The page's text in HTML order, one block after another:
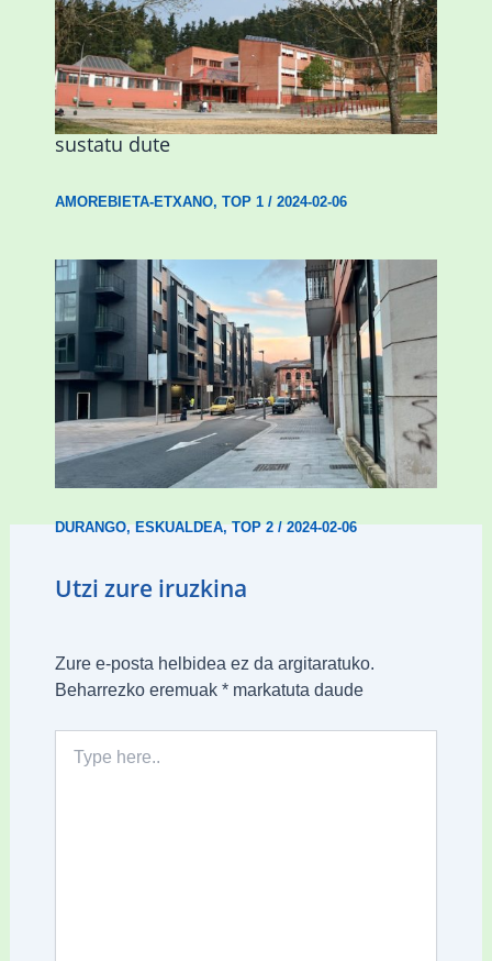
Amorebietak eta Eusko Jaurlaritzak
Urritxen institutu berri bat eraikitzea
sustatu dute
AMOREBIETA-ETXANO, TOP 1/ 2024-02-06
Udal etxebizitza tasatuei buruzko lehen
ordenantza izango du Durangok
DURANGO,ESKUALDEA,TOP 2/2024-02-06
Utzi zure iruzkina
Zure e-posta helbidea ez da argitaratuko.
Beharrezko eremuak *markatuta daude
here..